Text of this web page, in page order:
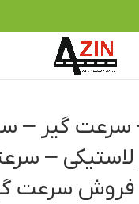
سرعت گیر –
–
فروش سرعت